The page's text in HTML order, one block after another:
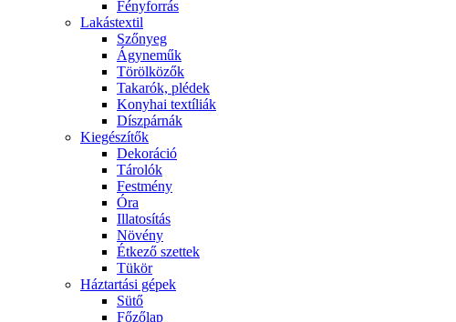
Fényforrás
Lakástextil
Szőnyeg
Ágyneműk
Törölközők
Takarók, plédek
Konyhai textíliák
Díszpárnák
Kiegészítők
Dekoráció
Tárolók
Festmény
Óra
Illatosítás
Növény
Étkező szettek
Tükör
Háztartási gépek
Sütő
Főzőlap